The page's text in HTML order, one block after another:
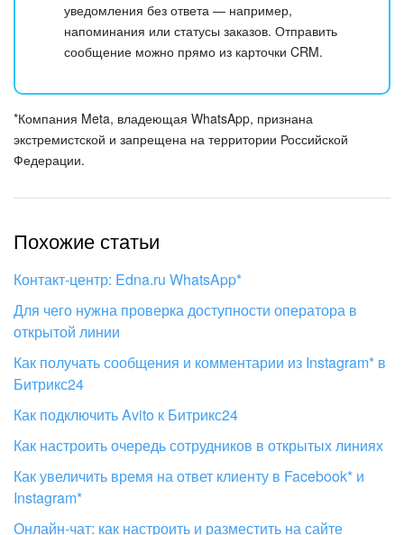
уведомления без ответа — например,
напоминания или статусы заказов. Отправить
сообщение можно прямо из карточки CRM.
*Компания Meta, владеющая WhatsApp, признана
экстремистской и запрещена на территории Российской
Федерации.
Похожие статьи
Контакт-центр: Edna.ru WhatsApp*
Для чего нужна проверка доступности оператора в
открытой линии
Как получать сообщения и комментарии из Instagram* в
Битрикс24
Как подключить Avito к Битрикс24
Как настроить очередь сотрудников в открытых линиях
Как увеличить время на ответ клиенту в Facebook* и
Instagram*
Онлайн-чат: как настроить и разместить на сайте